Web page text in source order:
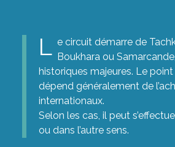
L e circuit démarre de
Boukhara ou
historiques majeures. Le
dépend généralement de
internationaux.
Selon les cas, il peut
ou dans l’autre sens.